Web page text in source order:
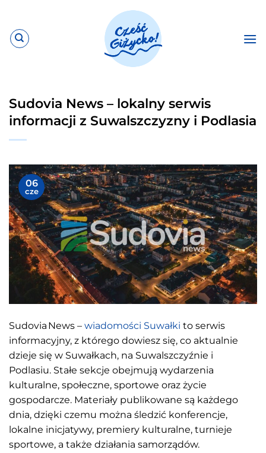
zawartości
Sudovia News – lokalny serwis
informacji z Suwalszczyzny i Podlasia
06
cze
Sudovia News – wiadomości Suwałki to serwis
informacyjny, z którego dowiesz się, co aktualnie
dzieje się w Suwałkach, na Suwalszczyźnie i
Podlasiu. Stałe sekcje obejmują wydarzenia
kulturalne, społeczne, sportowe oraz życie
gospodarcze. Materiały publikowane są każdego
dnia, dzięki czemu można śledzić konferencje,
lokalne inicjatywy, premiery kulturalne, turnieje
sportowe, a także działania samorządów.